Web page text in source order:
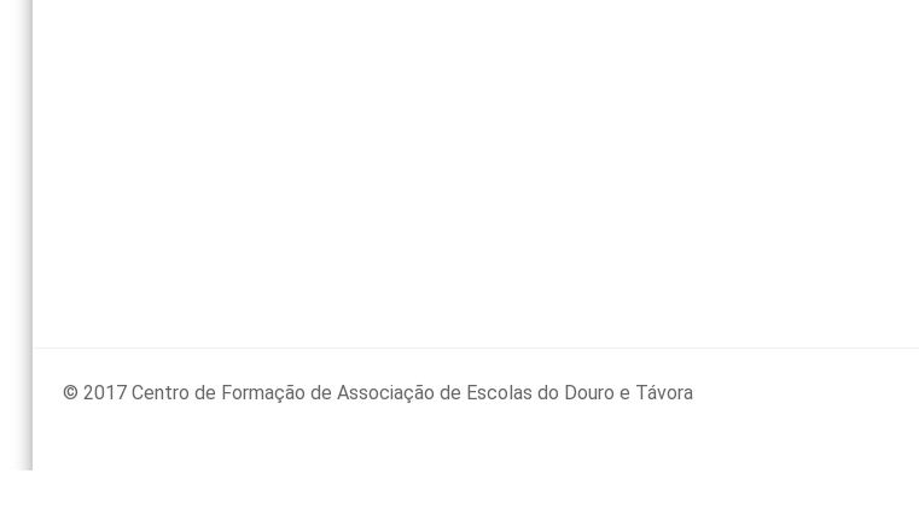
© 2017 Centro de Formação de Associação de Escolas do Douro e Távora